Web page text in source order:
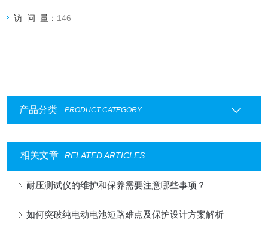
访 问 量： 146
产品分类 PRODUCT CATEGORY
相关文章 RELATED ARTICLES
耐压测试仪的维护和保养需要注意哪些事项？
如何突破纯电动电池短路难点及保护设计方案解析